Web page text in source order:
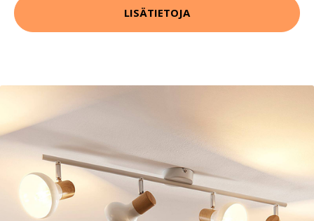
LISÄTIETOJA